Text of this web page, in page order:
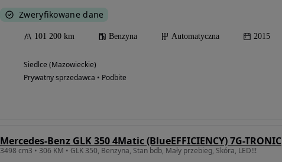
Zweryfikowane dane
101 200 km Benzyna Automatyczna 2015
Siedlce (Mazowieckie)
Prywatny sprzedawca • Podbite
Mercedes-Benz GLK 350 4Matic (BlueEFFICIENCY) 7G-TRONIC
3498 cm3 • 306 KM • GLK 350, Benzyna, Stan bdb, Mały przebieg, Skóra, LED!!!